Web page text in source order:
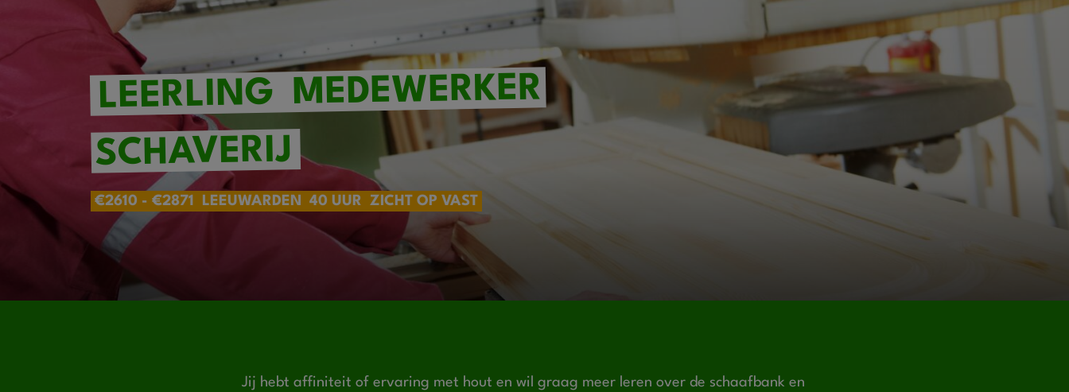
LEERLING MEDEWERKER
SCHAVERIJ
€2610 - €2871 LEEUWARDEN 40 UUR ZICHT OP VAST
Jij hebt affiniteit of ervaring met hout en wil graag meer leren over de schaafbank en